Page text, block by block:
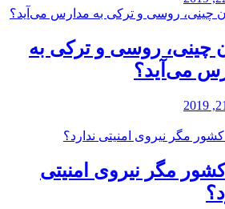
چینی، روسی و ترکی به
می‌آید؟
کشور مگر نیروی امنیتی